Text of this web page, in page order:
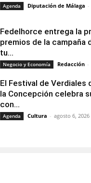
Agenda Diputación de Málaga -
Fedelhorce entrega la
premios de la campaña
tu...
Negocio y Economía Redacción -
El Festival de Verdiales
la Concepción celebra
con...
Agenda Cultura - agosto 6, 2026